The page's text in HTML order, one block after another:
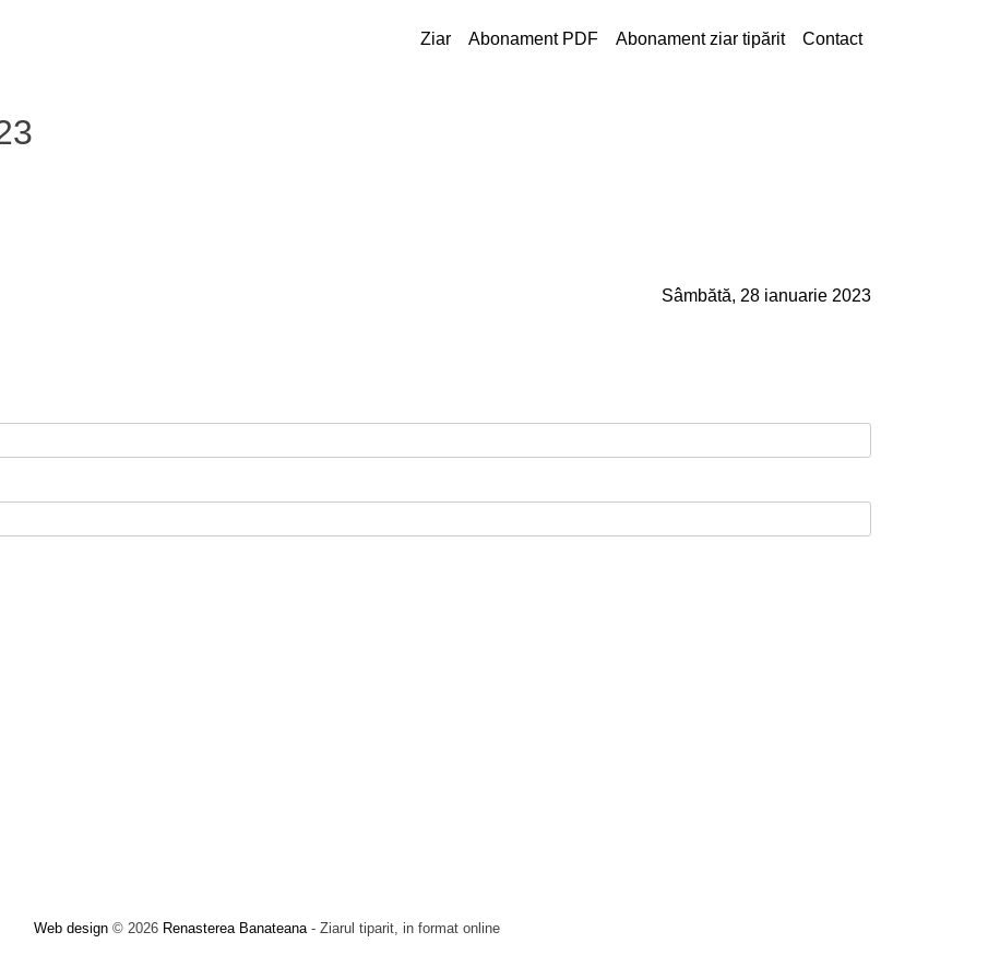
Ziar Abonament PDF Abonament ziar tipărit Contact
Sâmbătă, 28 ianuarie 2023
Web design© 2026 Renasterea Banateana- Ziarul tiparit, in format online